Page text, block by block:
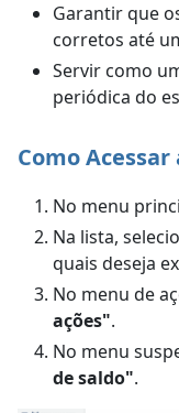
Garantir que
corretos até
Servir como
periódica do
Como
No menu
Na lista,
quais deseja
No menu de
ações".
No menu
de saldo".